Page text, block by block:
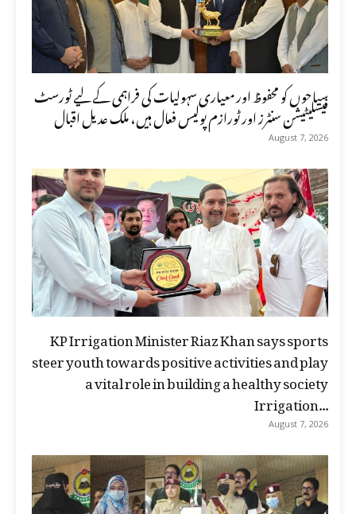
سیاحوں کو محفوظ اور معیاری سہولیات کی فراہمی کے لیے ٹورسٹ
فیسلیٹیشن سنٹرز اور ٹورازم پولیس فعال ہیں، ملک عدیل اقبال
August 7, 2026
KP Irrigation Minister Riaz Khan says sports
steer youth towards positive activities and play
a vital role in building a healthy society
Irrigation...
August 7, 2026